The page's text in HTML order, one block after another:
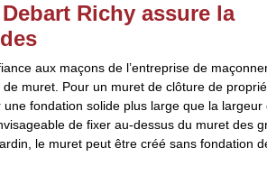
Richy assure la
aux maçons de l’entreprise de
muret. Pour un muret de clôture de
fondation solide plus large que la
de fixer au-dessus du muret des
le muret peut être créé sans fondation